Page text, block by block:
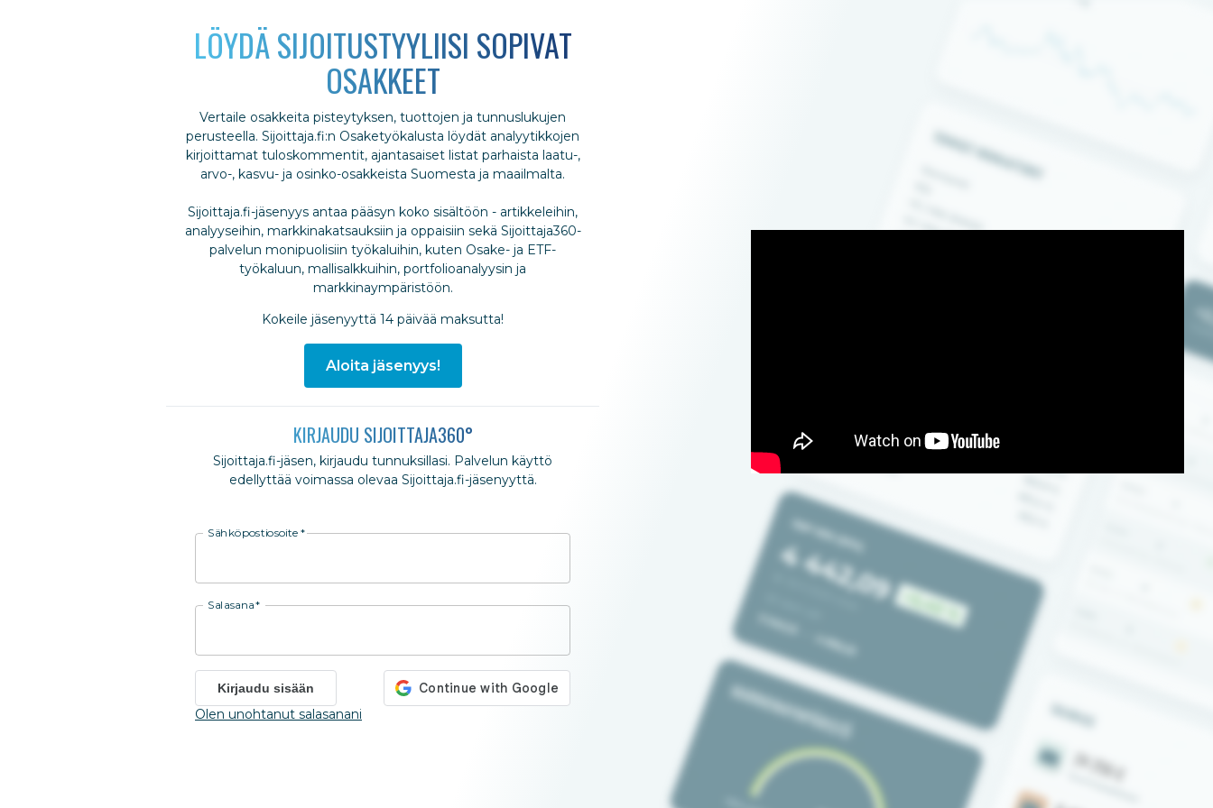
LÖYDÄ SIJOITUSTYYLIISI SOPIVAT
OSAKKEET
Vertaile osakkeita pisteytyksen, tuottojen ja tunnuslukujen
perusteella. Sijoittaja.fi:n Osaketyökalusta löydät analyytikkojen
kirjoittamat tuloskommentit, ajantasaiset listat parhaista laatu-,
arvo-, kasvu- ja osinko-osakkeista Suomesta ja maailmalta.
Sijoittaja.fi-jäsenyys antaa pääsyn koko sisältöön - artikkeleihin,
analyyseihin, markkinakatsauksiin ja oppaisiin sekä Sijoittaja360-
palvelun monipuolisiin työkaluihin, kuten Osake- ja ETF-
työkaluun, mallisalkkuihin, portfolioanalyysin ja
markkinaympäristöön.
Kokeile jäsenyyttä 14 päivää maksutta!
Aloita jäsenyys!
KIRJAUDU SIJOITTAJA360°
Sijoittaja.fi-jäsen, kirjaudu tunnuksillasi. Palvelun käyttö
edellyttää voimassa olevaa Sijoittaja.fi-jäsenyyttä.
Sähköpostiosoite *
Salasana*
Kirjaudu sisään
Olen unohtanut salasanani